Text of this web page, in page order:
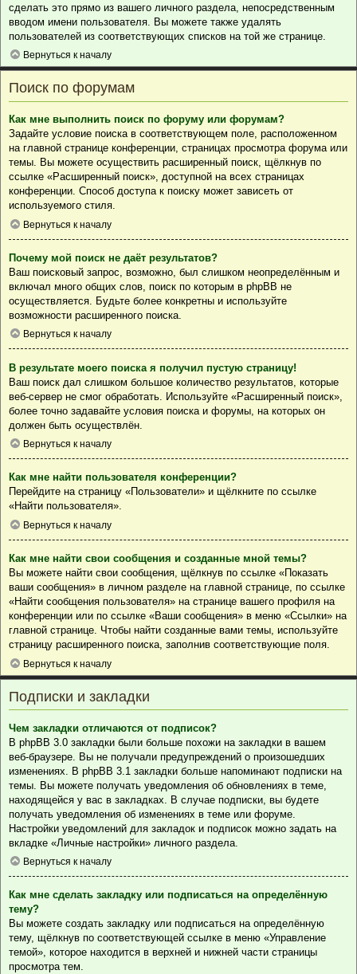
сделать это прямо из вашего личного раздела, непосредственным
вводом имени пользователя. Вы можете также удалять
пользователей из соответствующих списков на той же странице.
Вернуться к началу
Поиск по форумам
Как мне выполнить поиск по форуму или форумам?
Задайте условие поиска в соответствующем поле, расположенном
на главной странице конференции, страницах просмотра форума или
темы. Вы можете осуществить расширенный поиск, щёлкнув по
ссылке «Расширенный поиск», доступной на всех страницах
конференции. Способ доступа к поиску может зависеть от
используемого стиля.
Вернуться к началу
Почему мой поиск не даёт результатов?
Ваш поисковый запрос, возможно, был слишком неопределённым и
включал много общих слов, поиск по которым в phpBB не
осуществляется. Будьте более конкретны и используйте
возможности расширенного поиска.
Вернуться к началу
В результате моего поиска я получил пустую страницу!
Ваш поиск дал слишком большое количество результатов, которые
веб-сервер не смог обработать. Используйте «Расширенный поиск»,
более точно задавайте условия поиска и форумы, на которых он
должен быть осуществлён.
Вернуться к началу
Как мне найти пользователя конференции?
Перейдите на страницу «Пользователи» и щёлкните по ссылке
«Найти пользователя».
Вернуться к началу
Как мне найти свои сообщения и созданные мной темы?
Вы можете найти свои сообщения, щёлкнув по ссылке «Показать
ваши сообщения» в личном разделе на главной странице, по ссылке
«Найти сообщения пользователя» на странице вашего профиля на
конференции или по ссылке «Ваши сообщения» в меню «Ссылки» на
главной странице. Чтобы найти созданные вами темы, используйте
страницу расширенного поиска, заполнив соответствующие поля.
Вернуться к началу
Подписки и закладки
Чем закладки отличаются от подписок?
В phpBB 3.0 закладки были больше похожи на закладки в вашем
веб-браузере. Вы не получали предупреждений о произошедших
изменениях. В phpBB 3.1 закладки больше напоминают подписки на
темы. Вы можете получать уведомления об обновлениях в теме,
находящейся у вас в закладках. В случае подписки, вы будете
получать уведомления об изменениях в теме или форуме.
Настройки уведомлений для закладок и подписок можно задать на
вкладке «Личные настройки» личного раздела.
Вернуться к началу
Как мне сделать закладку или подписаться на определённую
тему?
Вы можете создать закладку или подписаться на определённую
тему, щёлкнув по соответствующей ссылке в меню «Управление
темой», которое находится в верхней и нижней части страницы
просмотра тем.